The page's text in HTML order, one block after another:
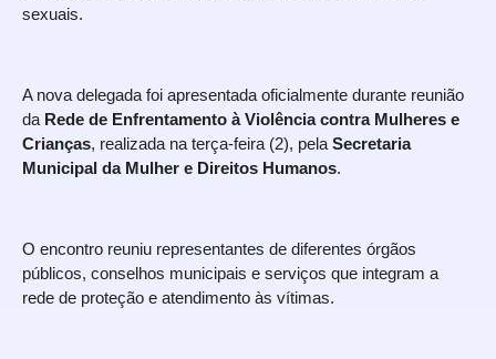
sexuais.
A nova delegada foi apresentada oficialmente durante reunião
da Rede de Enfrentamento à Violência contra Mulheres e
Crianças, realizada na terça-feira (2), pela Secretaria
Municipal da Mulher e Direitos Humanos.
O encontro reuniu representantes de diferentes órgãos
públicos, conselhos municipais e serviços que integram a
rede de proteção e atendimento às vítimas.